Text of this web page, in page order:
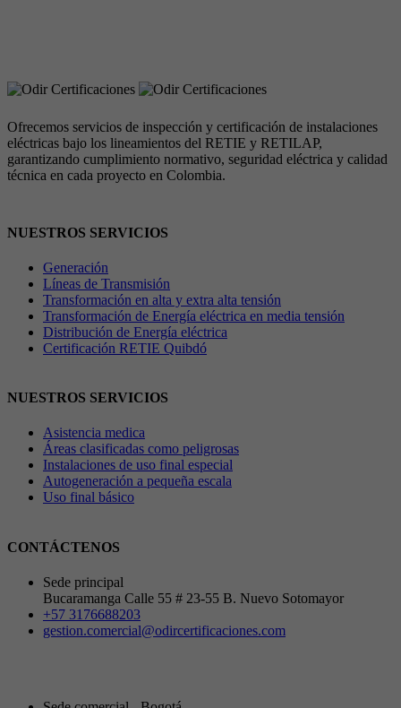
Ofrecemos servicios de inspección y certificación de instalaciones
eléctricas bajo los lineamientos del RETIE y RETILAP,
garantizando cumplimiento normativo, seguridad eléctrica y calidad
técnica en cada proyecto en Colombia.
NUESTROS SERVICIOS
Generación
Líneas de Transmisión
Transformación en alta y extra alta tensión
Transformación de Energía eléctrica en media tensión
Distribución de Energía eléctrica
Certificación RETIE Quibdó
NUESTROS SERVICIOS
Asistencia medica
Áreas clasificadas como peligrosas
Instalaciones de uso final especial
Autogeneración a pequeña escala
Uso final básico
CONTÁCTENOS
Sede principal
Bucaramanga Calle 55 # 23-55 B. Nuevo Sotomayor
+57 3176688203
gestion.comercial@odircertificaciones.com